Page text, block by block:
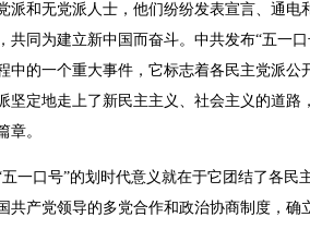
派和无党派人士，他们纷纷发表宣言、通电
共同为建立新中国而奋斗。中共发布“五一
中的一个重大事件，它标志着各民主党派公
坚定地走上了新民主主义、社会主义的道路
章。
口号”的划时代意义就在于它团结了各民
共产党领导的多党合作和政治协商制度，确